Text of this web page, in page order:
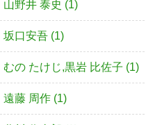
山野井 泰史 (1)
坂口安吾 (1)
むの たけじ,黒岩 比佐子 (1)
遠藤 周作 (1)